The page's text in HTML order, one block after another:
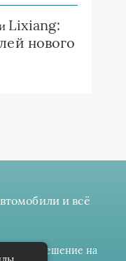
Lixiang:
нового
и всё
разрешение на